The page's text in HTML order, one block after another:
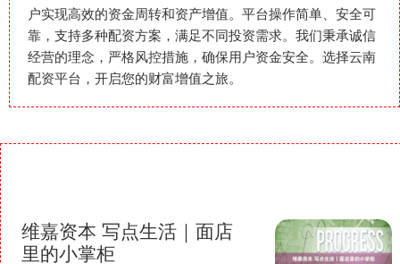
户实现高效的资金周转和资产增值。平台操作简单、安全可
靠，支持多种配资方案，满足不同投资需求。我们秉承诚信
经营的理念，严格风控措施，确保用户资金安全。选择云南
配资平台，开启您的财富增值之旅。
维嘉资本 写点生活｜面店
里的小掌柜